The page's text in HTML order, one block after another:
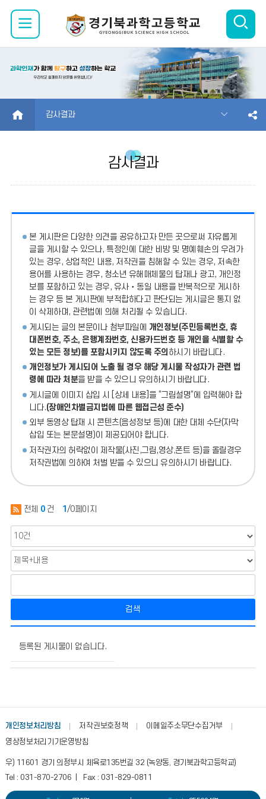
바
일
메
색
열
기
HOME 감사결과
감사결과
본 게시판은 다양한 의견을 공유하고자 만든 곳으로써 자유롭게
글을 게시할 수 있으나, 특정인에 대한 비방 및 명예훼손의 우려가
있는 경우, 상업적인 내용, 저작권을 침해할 수 있는 경우, 저속한
용어를 사용하는 경우, 청소년 유해매체물의 탑재나 광고, 개인정
보를 포함하고 있는 경우, 유사‧동일 내용을 반복적으로 게시하
는 경우 등 본 게시판에 부적합하다고 판단되는 게시글은 통지 없
이 삭제하며, 관련법에 의해 처리될 수 있습니다.
게시되는 글의 본문이나 첨부파일에 개인정보(주민등록번호, 휴
대폰번호, 주소, 은행계좌번호, 신용카드번호 등 개인을 식별할 수
있는 모든 정보)를 포함시키지 않도록 주의 하시기 바랍니다.
개인정보가 게시되어 노출 될 경우 해당 게시물 작성자가 관련 법
령에 따라 처분을 받을 수 있으니 유의하시기 바랍니다.
게시글에 이미지 삽입 시 [상세 내용]을 “그림설명”에 입력해야 합
니다.(장애인차별금지법에 따른 웹접근성 준수)
외부 동영상 탑재 시 콘텐츠(음성정보 등)에 대한 대체 수단(자막
삽입 또는 본문설명)이 제공되어야 합니다.
저작권자의 허락없이 제작물(사진,그림,영상,폰트 등)을 올릴경우
저작권법에 의하여 처벌 받을 수 있으니 유의하시기 바랍니다.
전체 0 건 1 /0페이지
검색
과
시
물
호,
제
작
성
등록된 게시물이 없습니다.
개인정보처리방침 저작권보호정책
이메일주소무단수집거부
영상정보처리기기운영방침
우) 11601 경기 의정부시 체육로135번길 32 (녹양동, 경기북과학고등학교)
Tel : 031-870-2706 | Fax : 031-829-0811